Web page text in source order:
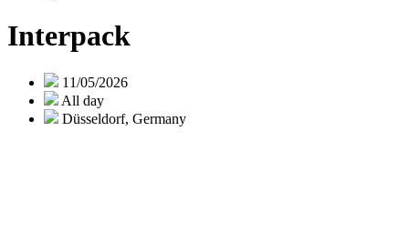
Interpack
11/05/2026
All day
Düsseldorf, Germany